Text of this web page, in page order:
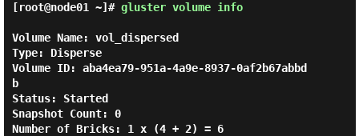
[root@node01 ~]# gluster volume info
Volume Name: vol_dispersed
Type: Disperse
Volume ID: aba4ea79-951a-4a9e-8937-0af2b67abbd
b
Status: Started
Snapshot Count: 0
Number of Bricks: 1 x (4 + 2) = 6